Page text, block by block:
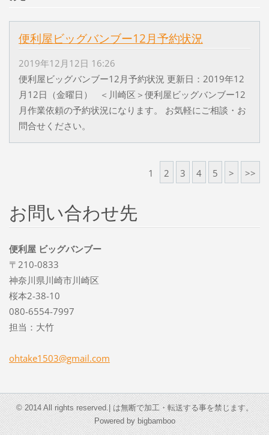
便利屋ビッグバンブー12月予約状況
2019年12月12日 16:26
便利屋ビッグバンブー12月予約状況 更新日：2019年12
月12日（金曜日） ＜川崎区＞便利屋ビッグバンブー12
月作業依頼の予約状況になります。 お気軽にご相談・お
問合せください。
1 2 3 4 5 > >>
お問い合わせ先
便利屋 ビッグバンブー
〒210-0833
神奈川県川崎市川崎区
桜本2-38-10
080-6554-7997
担当：大竹
ohtake1503@gmail.com
© 2014 All rights reserved.| は無断で加工・転送する事を禁じます。
Powered by bigbamboo